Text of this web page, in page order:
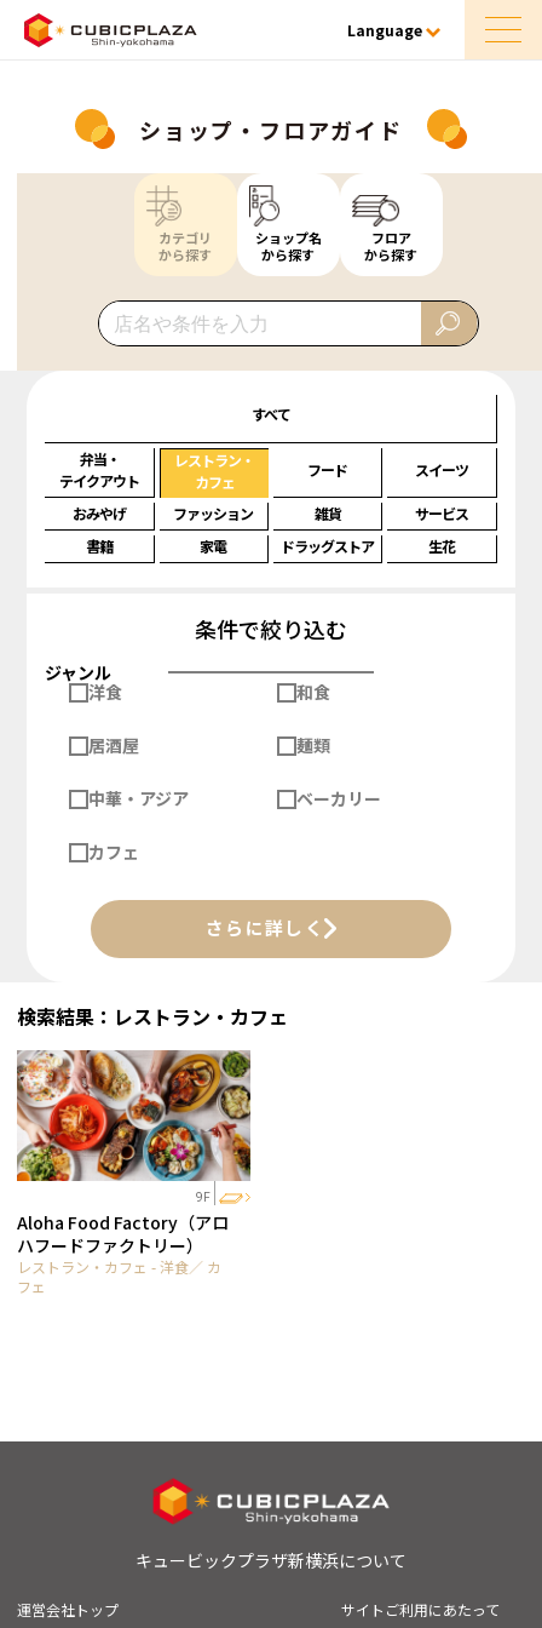
Language
ショップ・フロアガイド
カテゴリ
から探す
ショップ名
から探す
フロア
から探す
すべて
弁当・
テイクアウト
レストラン・
カフェ
フード スイーツ
おみやげ ファッション 雑貨
サービス
書籍
家電 ドラッグストア 生花
条件で絞り込む
ジャンル
洋食
和食
居酒屋 麺類
中華・アジア ベーカリー
カフェ
さらに詳しく
検索結果：レストラン・カフェ
9F
Aloha Food Factory（アロ
ハフードファクトリー）
レストラン・カフェ - 洋食／ カ
フェ
キュービックプラザ新横浜について
運営会社トップ サイトご利用にあたって